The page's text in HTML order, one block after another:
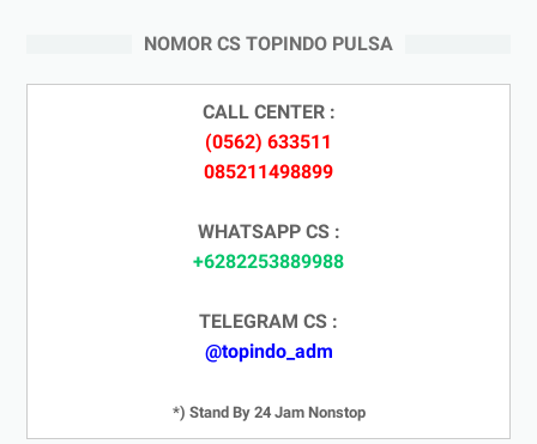
NOMOR CS TOPINDO PULSA
CALL CENTER :
(0562) 633511
085211498899
WHATSAPP CS :
+6282253889988
TELEGRAM CS :
@topindo_adm
*) Stand By 24 Jam Nonstop